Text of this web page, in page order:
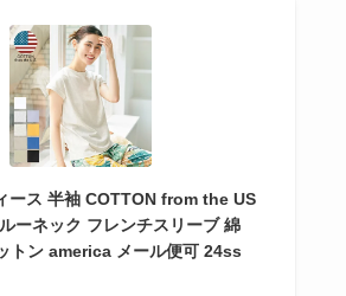
ース 半袖 COTTON from the US
ーネック フレンチスリーブ 綿
トン america メール便可 24ss